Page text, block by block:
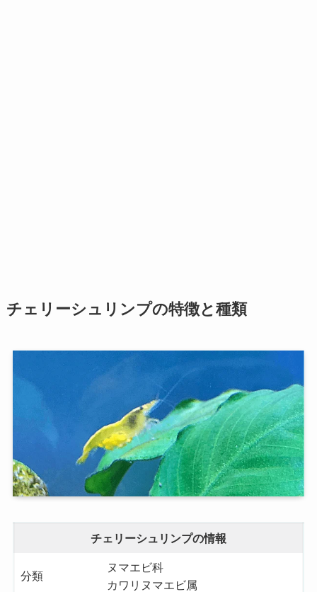
チェリーシュリンプの特徴と種類
チェリーシュリンプの情報
分類
ヌマエビ科
カワリヌマエビ属